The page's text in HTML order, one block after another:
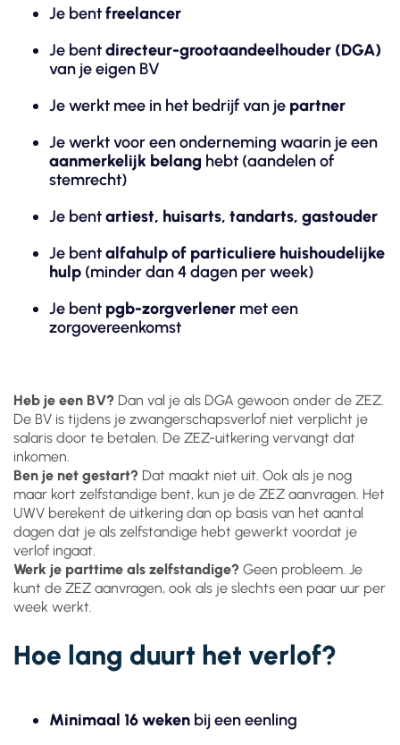
Je bentfreelancer
Je bentdirecteur-grootaandeelhouder (DGA)
van je eigen BV
Je werkt mee in het bedrijf van je partner
Je werkt voor een onderneming waarin je een
aanmerkelijk belang hebt (aandelen of
stemrecht)
Je bentartiest, huisarts, tandarts, gastouder
Je bentalfahulp of particuliere huishoudelijke
hulp (minder dan 4 dagen per week)
Je bent pgb-zorgverlener met een
zorgovereenkomst
Heb je een BV? Dan val je als DGA gewoon onder de ZEZ.
De BV is tijdens je zwangerschapsverlof niet verplicht je
salaris door te betalen. De ZEZ-uitkering vervangt dat
inkomen.
Ben je net gestart? Dat maakt niet uit. Ook als je nog
maar kort zelfstandige bent, kun je de ZEZ aanvragen. Het
UWV berekent de uitkering dan op basis van het aantal
dagen dat je als zelfstandige hebt gewerkt voordat je
verlof ingaat.
Werk je parttime als zelfstandige? Geen probleem. Je
kunt de ZEZ aanvragen, ook als je slechts een paar uur per
week werkt.
Hoe lang duurt het verlof?
Minimaal 16 weken bij een eenling